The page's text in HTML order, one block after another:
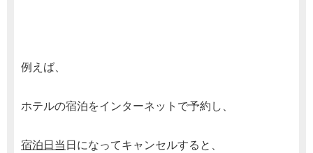
例えば、
ホテルの宿泊をインターネットで予約し、
宿泊日当 日になってキャンセルすると、